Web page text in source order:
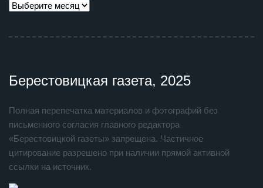
Берестовицкая газета, 2025
Полная перепечатка материалов и фотографий без
письменного согласия главного редактора
«Берестовицкой газеты» запрещена. Частичное
цитирование разрешено при наличии прямой активной
ссылки на источник.